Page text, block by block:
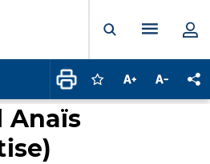
Ouvrir laMenu
Connectez-vous
Augmenter la
Anaïs